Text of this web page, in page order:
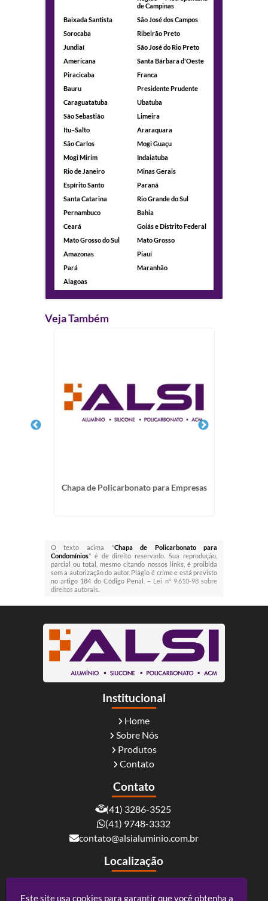
de Campinas
Baixada Santista
São José dos Campos
Sorocaba
Ribeirão Preto
Jundiaí
São José do Rio Preto
Americana
Santa Bárbara d'Oeste
Piracicaba
Franca
Bauru
Presidente Prudente
Caraguatatuba
Ubatuba
São Sebastião
Limeira
Itu–Salto
Araraquara
São Carlos
Mogi Guaçu
Mogi Mirim
Indaiatuba
Rio de Janeiro
Minas Gerais
Espírito Santo
Paraná
Santa Catarina
Rio Grande do Sul
Pernambuco
Bahia
Ceará
Goiás e Distrito Federal
Mato Grosso do Sul
Mato Grosso
Amazonas
Piauí
Pará
Maranhão
Alagoas
Veja Também
Chapa de Policarbonato para Empresas
O texto acima "Chapa de Policarbonato para
Condomínios" é de direito reservado. Sua reprodução,
parcial ou total, mesmo citando nossos links, é proibida
sem a autorização do autor. Plágio é crime e está previsto
no artigo 184 do Código Penal. – Lei n° 9.610-98 sobre
direitos autorais.
Institucional
Home
Sobre Nós
Produtos
Contato
Contato
(41) 3286-3525
(41) 9748-3332
contato@alsialuminio.com.br
Localização
Curitiba / PR - CEP: 81730-060
Este site usa cookies para garantir que você obtenha a